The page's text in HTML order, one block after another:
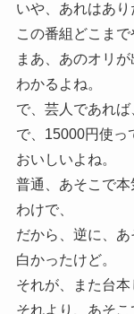
いや、あれはあり
この番組どこまで
まあ、あのオリ
わかるよね。
で、芸人であれば
で、15000円使っ
おいしいよね。
普通、あそこで
わけで、
だから、逆に、
白かったけど。
それが、また台本
それより、あそ